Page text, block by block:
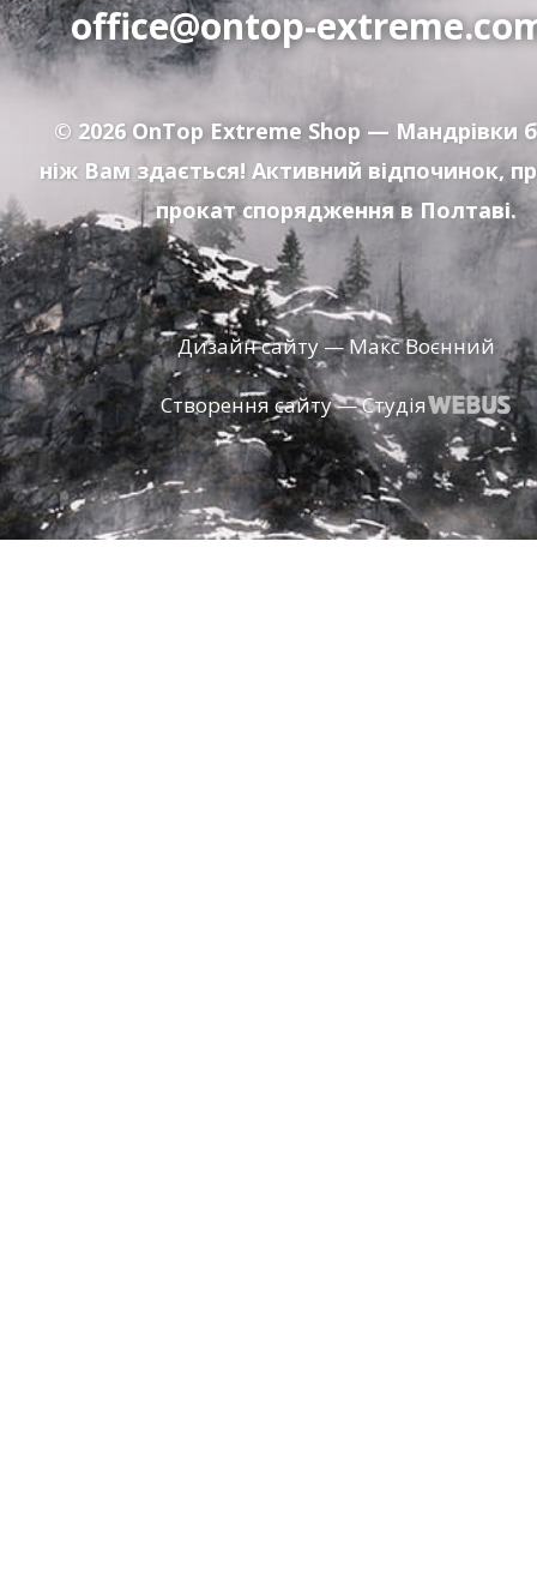
office@ontop-
© 2026 OnTop Extreme Shop — Мандрівки
ніж Вам здається! Активний відпочинок,
прокат спорядження в Полтаві.
Дизайн сайту — Макс Воєнний
Створення сайту — Студія